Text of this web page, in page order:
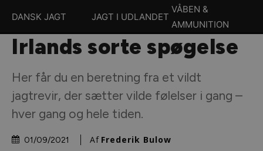
DANSK JAGT JAGT I UDLANDET
VÅBEN &
AMMUNITION
Irlands sorte spøgelse
Her får du en beretning fra et vildt
jagtrevir, der sætter vilde følelser i gang –
hver gang og hele tiden.
01/09/2021 Af Frederik Bulow